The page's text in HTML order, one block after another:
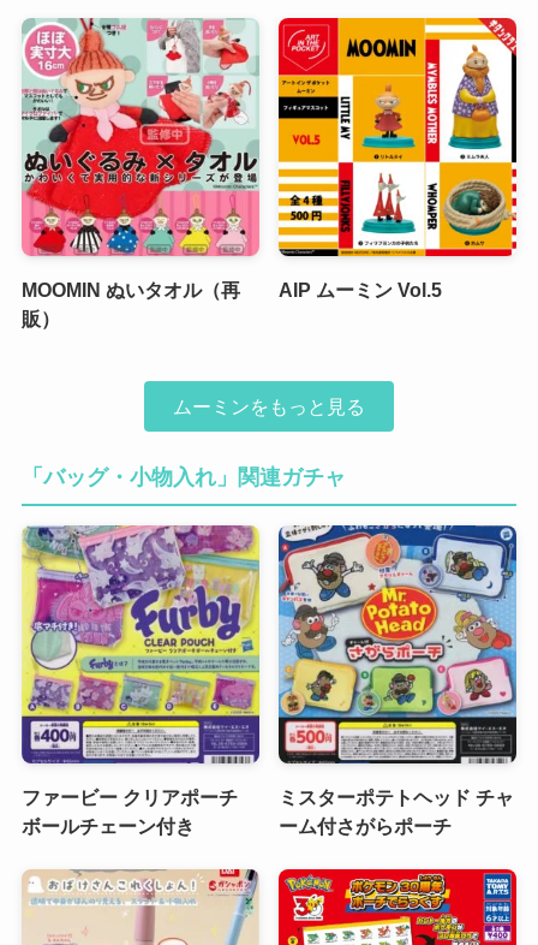
MOOMIN ぬいタオル（再
販）
AIP ムーミン Vol.5
ムーミンをもっと見る
「バッグ・小物入れ」関連ガチャ
ファービー クリアポーチ
ボールチェーン付き
ミスターポテトヘッド チャ
ーム付さがらポーチ